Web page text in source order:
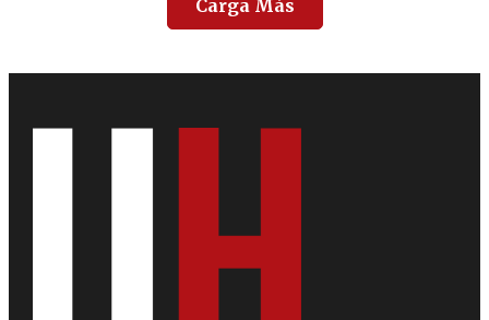
Carga Más